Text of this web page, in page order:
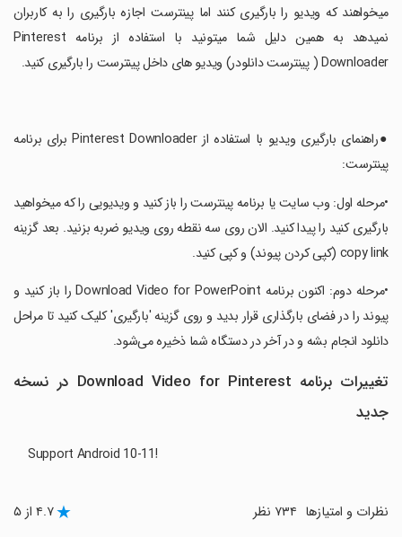
میخواهند که ویدیو را بارگیری کنند اما پینترست اجازه بارگیری را به کاربران
نمیدهد به همین دلیل شما میتونید با استفاده از برنامه Pinterest
Downloader ( پینترست دانلودر) ویدیو های داخل پینترست را بارگیری کنید.
‏●راهنمای بارگیری ویدیو با استفاده از Pinterest Downloader برای برنامه
پینترست:
‏•مرحله اول: وب سایت یا برنامه پینترست را باز کنید و ویدیویی را که میخواهید
بارگیری کنید را پیدا کنید. الان روی سه نقطه روی ویدیو ضربه بزنید. بعد گزینه
copy link (کپی کردن پیوند) و کپی کنید.
‏•مرحله دوم: اکنون برنامه Download Video for PowerPoint را باز کنید و
پیوند را در فضای بارگذاری قرار بدید و روی گزینه 'بارگیری' کلیک کنید تا مراحل
دانلود انجام بشه و در آخر در دستگاه شما ذخیره می‌شود.
تغییرات برنامه Download Video for Pinterest در نسخه
جدید
Support Android 10-11!
نظرات و امتیازها ۴.۷ از ۵